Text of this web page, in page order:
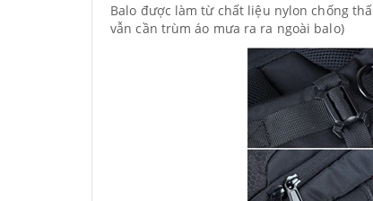
Balo được làm từ chất liệu nylon chống
vẫn cần trùm áo mưa ra ra ngoài balo)